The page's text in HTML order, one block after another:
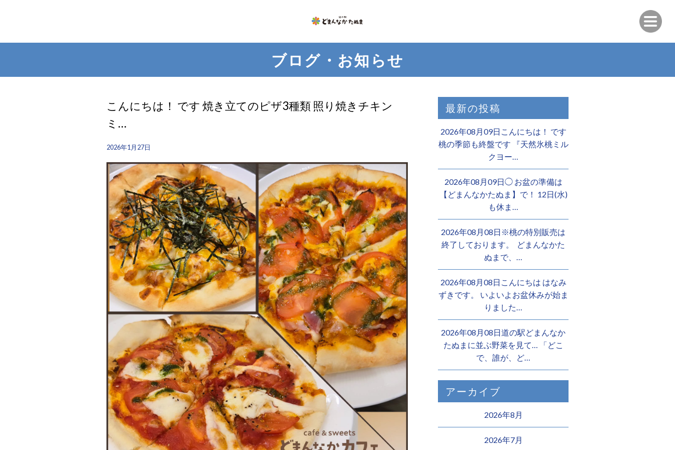
ブログ・お知らせ
こんにちは！ です 焼き立てのピザ3種類 照り焼きチキン
ミ…
2026年1月27日
最新の投稿
2026年08月09日こんにちは！ です
桃の季節も終盤です 『天然氷桃ミル
クヨー…
2026年08月09日◯ お盆の準備は
【どまんなかたぬま】で！ 12日(水)
も休ま…
2026年08月08日※桃の特別販売は
終了しております。 ️ どまんなかた
ぬまで、…
2026年08月08日こんにちは はなみ
ずきです。 いよいよお盆休みが始ま
りました…
2026年08月08日道の駅どまんなか
たぬまに並ぶ野菜を見て… 「どこ
で、誰が、ど…
アーカイブ
2026年8月
2026年7月